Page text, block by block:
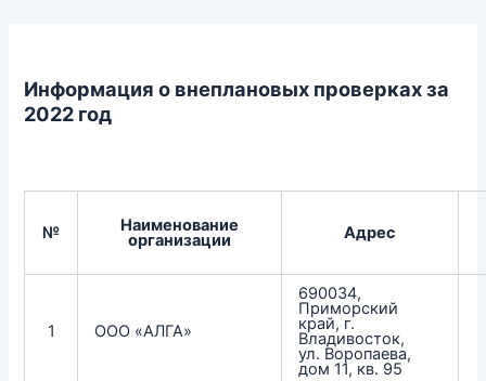
Информация о внеплановых проверках за
2022 год
№ Наименование
организации Адрес
1 ООО «АЛГА»
690034,
Приморский
край, г.
Владивосток,
ул. Воропаева,
дом 11, кв. 95